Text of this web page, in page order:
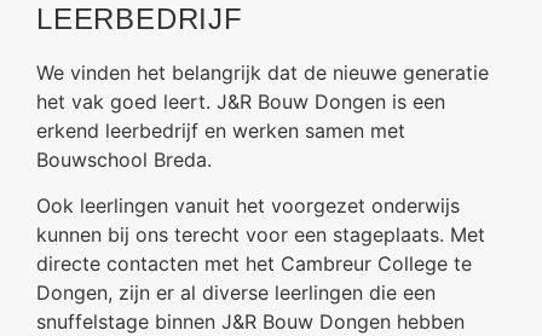
LEERBEDRIJF
We vinden het belangrijk dat de nieuwe generatie
het vak goed leert. J&R Bouw Dongen is een
erkend leerbedrijf en werken samen met
Bouwschool Breda.
Ook leerlingen vanuit het voorgezet onderwijs
kunnen bij ons terecht voor een stageplaats. Met
directe contacten met het Cambreur College te
Dongen, zijn er al diverse leerlingen die een
snuffelstage binnen J&R Bouw Dongen hebben